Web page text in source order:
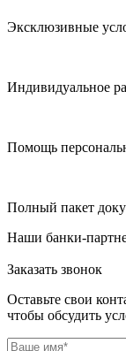
Эксклюзивные
Индивидуальное
Помощь
Полный пакет
Наши банки-
Заказать звонок
Оставьте свои
чтобы обсудить